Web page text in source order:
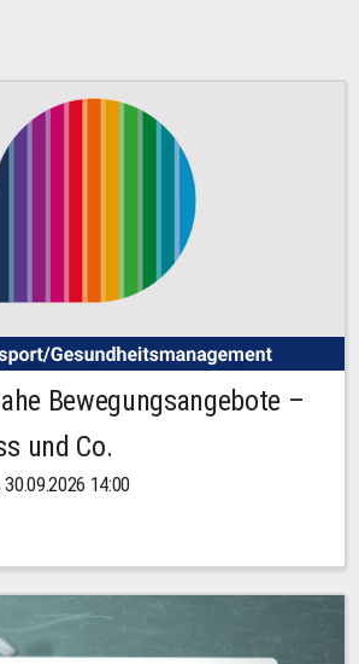
Bewegungsangebote –
und Co.
14:00